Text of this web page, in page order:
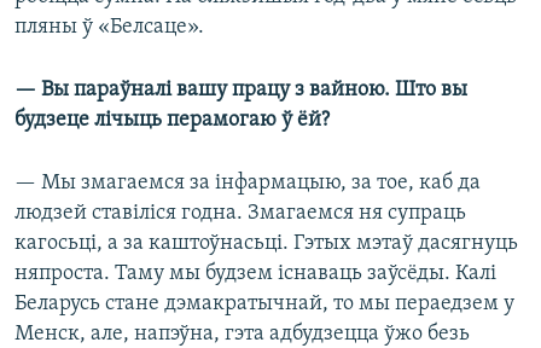
пляны ў «Белсаце».
— Вы параўналі вашу працу з вайною. Што вы
будзеце лічыць перамогаю ў ёй?
— Мы змагаемся за інфармацыю, за тое, каб да
людзей ставіліся годна. Змагаемся ня супраць
кагосьці, а за каштоўнасьці. Гэтых мэтаў дасягнуць
няпроста. Таму мы будзем існаваць заўсёды. Калі
Беларусь стане дэмакратычнай, то мы пераедзем у
Менск, але, напэўна, гэта адбудзецца ўжо безь